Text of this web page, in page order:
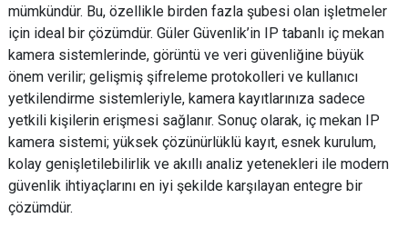
mümkündür. Bu, özellikle birden fazla şubesi olan işletmeler
için ideal bir çözümdür. Güler Güvenlik’in IP tabanlı iç mekan
kamera sistemlerinde, görüntü ve veri güvenliğine büyük
önem verilir; gelişmiş şifreleme protokolleri ve kullanıcı
yetkilendirme sistemleriyle, kamera kayıtlarınıza sadece
yetkili kişilerin erişmesi sağlanır. Sonuç olarak, iç mekan IP
kamera sistemi; yüksek çözünürlüklü kayıt, esnek kurulum,
kolay genişletilebilirlik ve akıllı analiz yetenekleri ile modern
güvenlik ihtiyaçlarını en iyi şekilde karşılayan entegre bir
çözümdür.